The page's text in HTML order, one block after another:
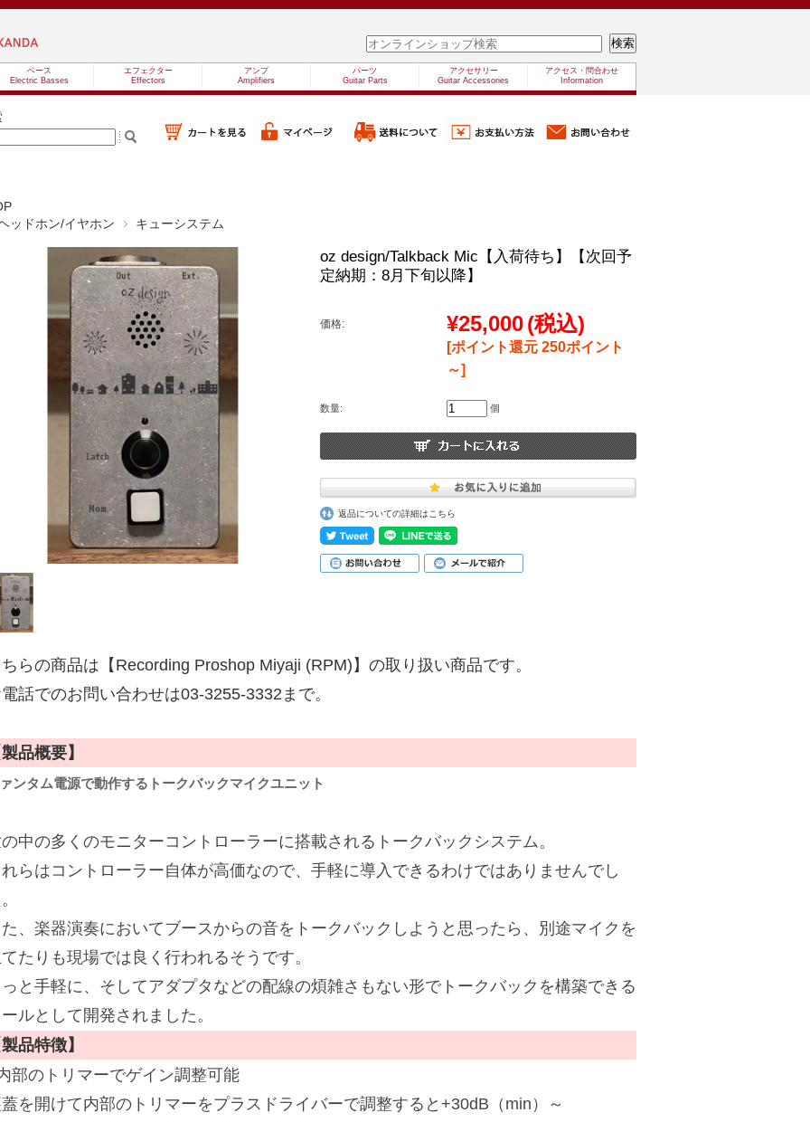
ベース
Electric Basses
エフェクター
Effectors
アンプ
Amplifiers
パーツ
Guitar Parts
アクセサリー
Guitar Accessories
アクセス・問合わせ
Information
ッドホン/イヤホン
キューシステム
oz design/Talkback Mic【入荷待ち】【次回予
定納期：8月下旬以降】
価格: ¥25,000(税込)
[ポイント還元 250ポイント
～]
数量: 個
返品についての詳細はこちら
ちらの商品は【Recording Proshop Miyaji (RPM)】の取り扱い商品です。
話でのお問い合わせは03-3255-3332まで。
製品概要】
ンタム電源で動作するトークバックマイクユニット
中の多くのモニターコントローラーに搭載されるトークバックシステム。
らはコントローラー自体が高価なので、手軽に導入できるわけではありませんでし
た、楽器演奏においてブースからの音をトークバックしようと思ったら、別途マイクを
たりも現場では良く行われるそうです。
っと手軽に、そしてアダプタなどの配線の煩雑さもない形でトークバックを構築できる
ルとして開発されました。
製品特徴】
部のトリマーでゲイン調整可能
を開けて内部のトリマーをプラスドライバーで調整すると+30dB（min）～